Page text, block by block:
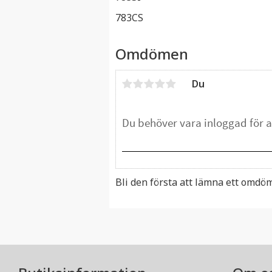
783CS
Omdömen
Du
Bli den första att lämna ett